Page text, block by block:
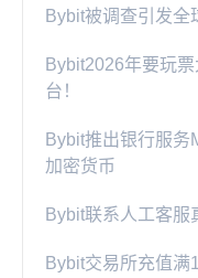
Bybit被调查引发全
Bybit2026年要玩
台！
Bybit推出银行服务
加密货币
Bybit联系人工客服
Bybit交易所充值满